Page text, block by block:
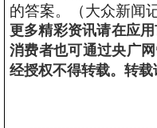
的答案。（大众新闻
更多精彩资讯请在应
消费者也可通过央广
经授权不得转载。转